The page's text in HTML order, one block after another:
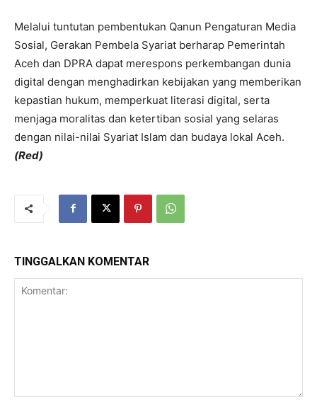
Melalui tuntutan pembentukan Qanun Pengaturan Media
Sosial, Gerakan Pembela Syariat berharap Pemerintah
Aceh dan DPRA dapat merespons perkembangan dunia
digital dengan menghadirkan kebijakan yang memberikan
kepastian hukum, memperkuat literasi digital, serta
menjaga moralitas dan ketertiban sosial yang selaras
dengan nilai-nilai Syariat Islam dan budaya lokal Aceh.
(Red)
TINGGALKAN KOMENTAR